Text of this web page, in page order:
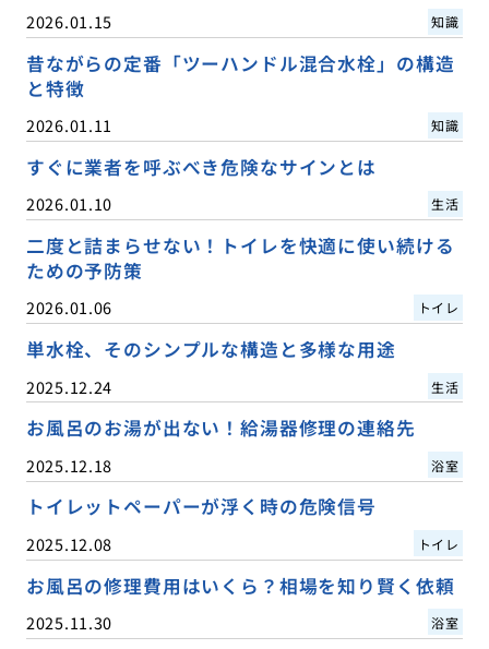
2026.01.15 知識
昔ながらの定番「ツーハンドル混合水栓」の構造
と特徴
2026.01.11 知識
すぐに業者を呼ぶべき危険なサインとは
2026.01.10 生活
二度と詰まらせない！トイレを快適に使い続ける
ための予防策
2026.01.06 トイレ
単水栓、そのシンプルな構造と多様な用途
2025.12.24 生活
お風呂のお湯が出ない！給湯器修理の連絡先
2025.12.18 浴室
トイレットペーパーが浮く時の危険信号
2025.12.08 トイレ
お風呂の修理費用はいくら？相場を知り賢く依頼
2025.11.30 浴室